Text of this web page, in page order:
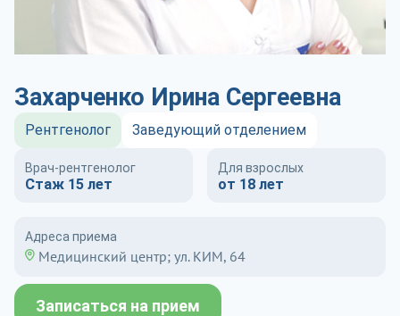
Захарченко Ирина Сергеевна
Рентгенолог Заведующий отделением
Врач-рентгенолог
Стаж 15 лет
Для взрослых
от 18 лет
Адреса приема
Медицинский центр; ул. КИМ, 64
Записаться на прием